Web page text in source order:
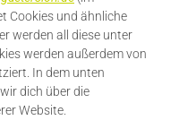
Cookies und ähnliche
werden all diese unter
werden außerdem von
In dem unten
dich über die
Website.